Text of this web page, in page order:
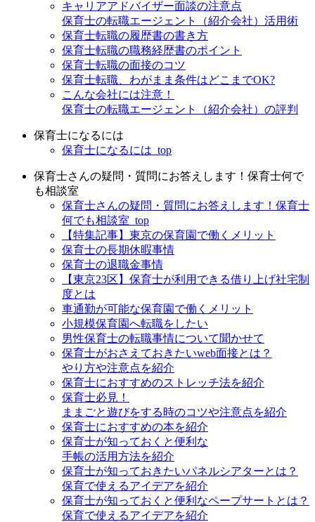
キャリアアドバイザー面談の注意点
保育士の転職エージェント（紹介会社）活用術
保育士転職の履歴書の書き方
保育士転職の職務経歴書のポイント
保育士転職の面接のコツ
保育士転職、わがまま条件はどこまでOK?
こんな会社には注意！
保育士の転職エージェント（紹介会社）の評判
保育士になるには
保育士になるには_top
保育士さんの疑問・質問にお答えします！保育士何で
も相談室
保育士さんの疑問・質問にお答えします！保育士
何でも相談室_top
【特集記事】東京の保育園で働くメリット
保育士の長期休暇事情
保育士の退職金事情
【東京23区】保育士が利用できる借り上げ社宅制
度とは
車通勤が可能な保育園で働くメリット
小規模保育園へ転職をしたい
男性保育士の転職事情について聞かせて
保育士がおさえておきたいweb面接とは？
やり方や注意点を紹介
保育士におすすめのストレッチ法を紹介
保育士必見！
ままごと遊びをする時のコツや注意点を紹介
保育士におすすめの本を紹介
保育士が知っておくと便利な
手帳の活用方法を紹介
保育士が知っておきたいパネルシアターとは？
保育で使えるアイデアを紹介
保育士が知っておくと便利なペープサートとは？
保育で使えるアイデアを紹介